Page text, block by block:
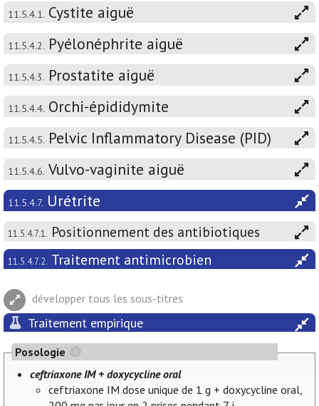
11.5.4.1. Cystite aiguë
11.5.4.2. Pyélonéphrite aiguë
11.5.4.3. Prostatite aiguë
11.5.4.4. Orchi-épididymite
11.5.4.5. Pelvic Inflammatory Disease (PID)
11.5.4.6. Vulvo-vaginite aiguë
11.5.4.7. Urétrite
11.5.4.7.1. Positionnement des antibiotiques
11.5.4.7.2. Traitement antimicrobien
développer tous les sous-titres
Traitement empirique
Posologie
ceftriaxone IM + doxycycline oral
ceftriaxone IM dose unique de 1 g + doxycycline oral,